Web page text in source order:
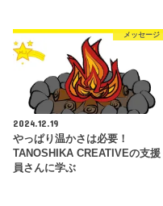
メッセージ
2024.12.19
やっぱり温かさは必要！
TANOSHIKA CREATIVEの支援
員さんに学ぶ